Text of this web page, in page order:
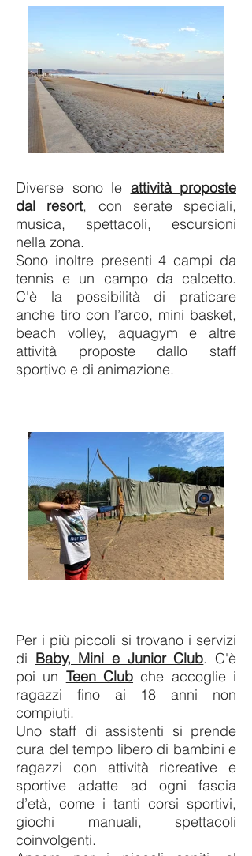
Diverse sono le attività proposte
dal resort, con serate speciali,
musica, spettacoli, escursioni
nella zona.
Sono inoltre presenti 4 campi da
tennis e un campo da calcetto.
C'è la possibilità di praticare
anche tiro con l’arco, mini basket,
beach volley, aquagym e altre
attività proposte dallo staff
sportivo e di animazione.
Per i più piccoli si trovano i servizi
di Baby, Mini e Junior Club. C'è
poi un Teen Club che accoglie i
ragazzi fino ai 18 anni non
compiuti.
Uno staff di assistenti si prende
cura del tempo libero di bambini e
ragazzi con attività ricreative e
sportive adatte ad ogni fascia
d’età, come i tanti corsi sportivi,
giochi manuali, spettacoli
coinvolgenti.